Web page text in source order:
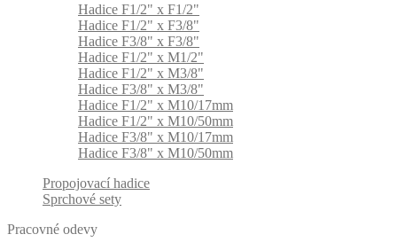
Hadice F1/2" x F1/2"
Hadice F1/2" x F3/8"
Hadice F3/8" x F3/8"
Hadice F1/2" x M1/2"
Hadice F1/2" x M3/8"
Hadice F3/8" x M3/8"
Hadice F1/2" x M10/17mm
Hadice F1/2" x M10/50mm
Hadice F3/8" x M10/17mm
Hadice F3/8" x M10/50mm
Propojovací hadice
Sprchové sety
Pracovné odevy